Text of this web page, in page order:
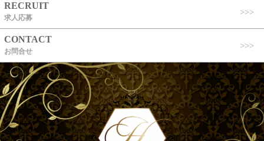
RECRUIT
求人応募
CONTACT
お問合せ